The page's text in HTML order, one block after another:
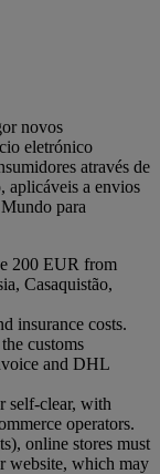
novos
eletrónico
através de
aplicáveis a envios
para
200 EUR from
Casaquistão,
insurance costs.
customs
and DHL
self-clear, with
operators.
online stores must
website, which may